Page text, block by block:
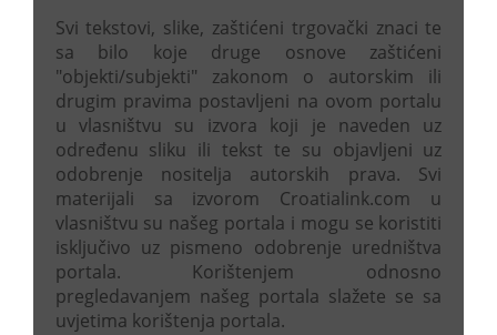
Svi tekstovi, slike, zaštićeni trgovački znaci te
sa bilo koje druge osnove zaštićeni
"objekti/subjekti" zakonom o autorskim ili
drugim pravima postavljeni na ovom portalu
u vlasništvu su izvora koji je naveden uz
određenu sliku ili tekst te su objavljeni uz
odobrenje nositelja autorskih prava. Svi
materijali sa izvorom Croatialink.com u
vlasništvu su našeg portala i mogu se koristiti
isključivo uz pismeno odobrenje uredništva
portala. Korištenjem odnosno
pregledavanjem našeg portala slažete se sa
uvjetima korištenja portala.